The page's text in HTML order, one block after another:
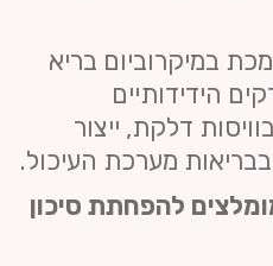
במיקרוביום בריא
הידידותיים
דלקת, ייצור
בבריאות מערכת העיכול.
להפחתת סיכון